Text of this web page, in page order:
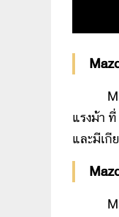
แรงม้า
และมีเกี